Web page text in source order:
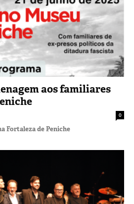
aos familiares
0
Fortaleza de Peniche